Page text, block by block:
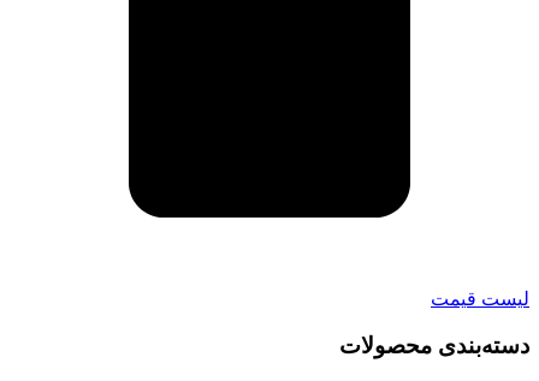
لیست قیمت
دسته‌بندی محصولات